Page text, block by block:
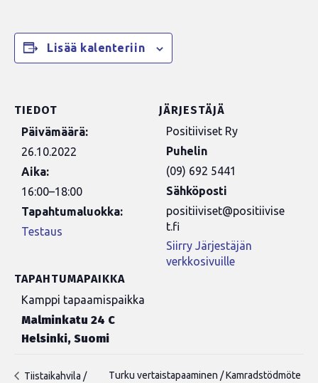
Lisää kalenteriin
TIEDOT
Päivämäärä:
26.10.2022
Aika:
16:00–18:00
Tapahtumaluokka:
Testaus
TAPAHTUMAPAIKKA
Kamppi tapaamispaikka
Malminkatu 24 C
Helsinki, Suomi
JÄRJESTÄJÄ
Positiiviset Ry
Puhelin
(09) 692 5441
Sähköposti
positiiviset@positiivise
t.fi
Siirry Järjestäjän
verkkosivuille
Tiistaikahvila /
Turku vertaistapaaminen / Kamradstödmöte